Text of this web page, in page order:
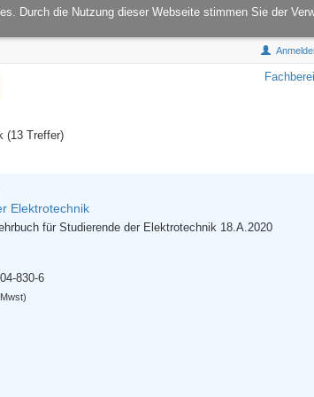
Durch die Nutzung dieser Webseite stimmen Sie der
S1|03 E-Mail:info@tu-books.de
(13 Treffer)
Elektrotechnik
für Studierende der Elektrotechnik 18.A.2020
830-6